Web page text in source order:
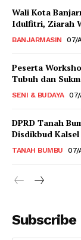
Wali Kota
Idulfitri, Ziarah
BANJARMASIN 07/
Peserta
Tubuh dan
SENI & BUDAYA 07/
DPRD Tanah
Disdikbud Kalsel
TANAH BUMBU 07/
Subscribe